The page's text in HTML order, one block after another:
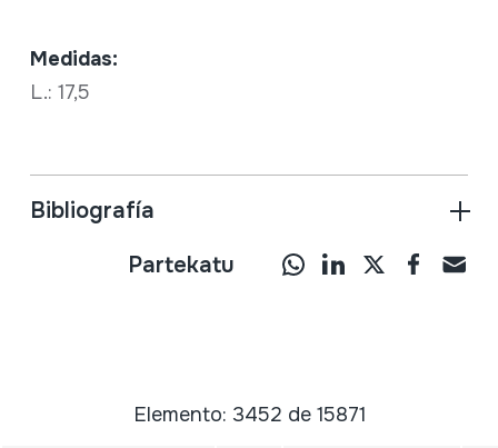
Medidas:
L.: 17,5
Bibliografía
Partekatu
Elemento: 3452 de 15871